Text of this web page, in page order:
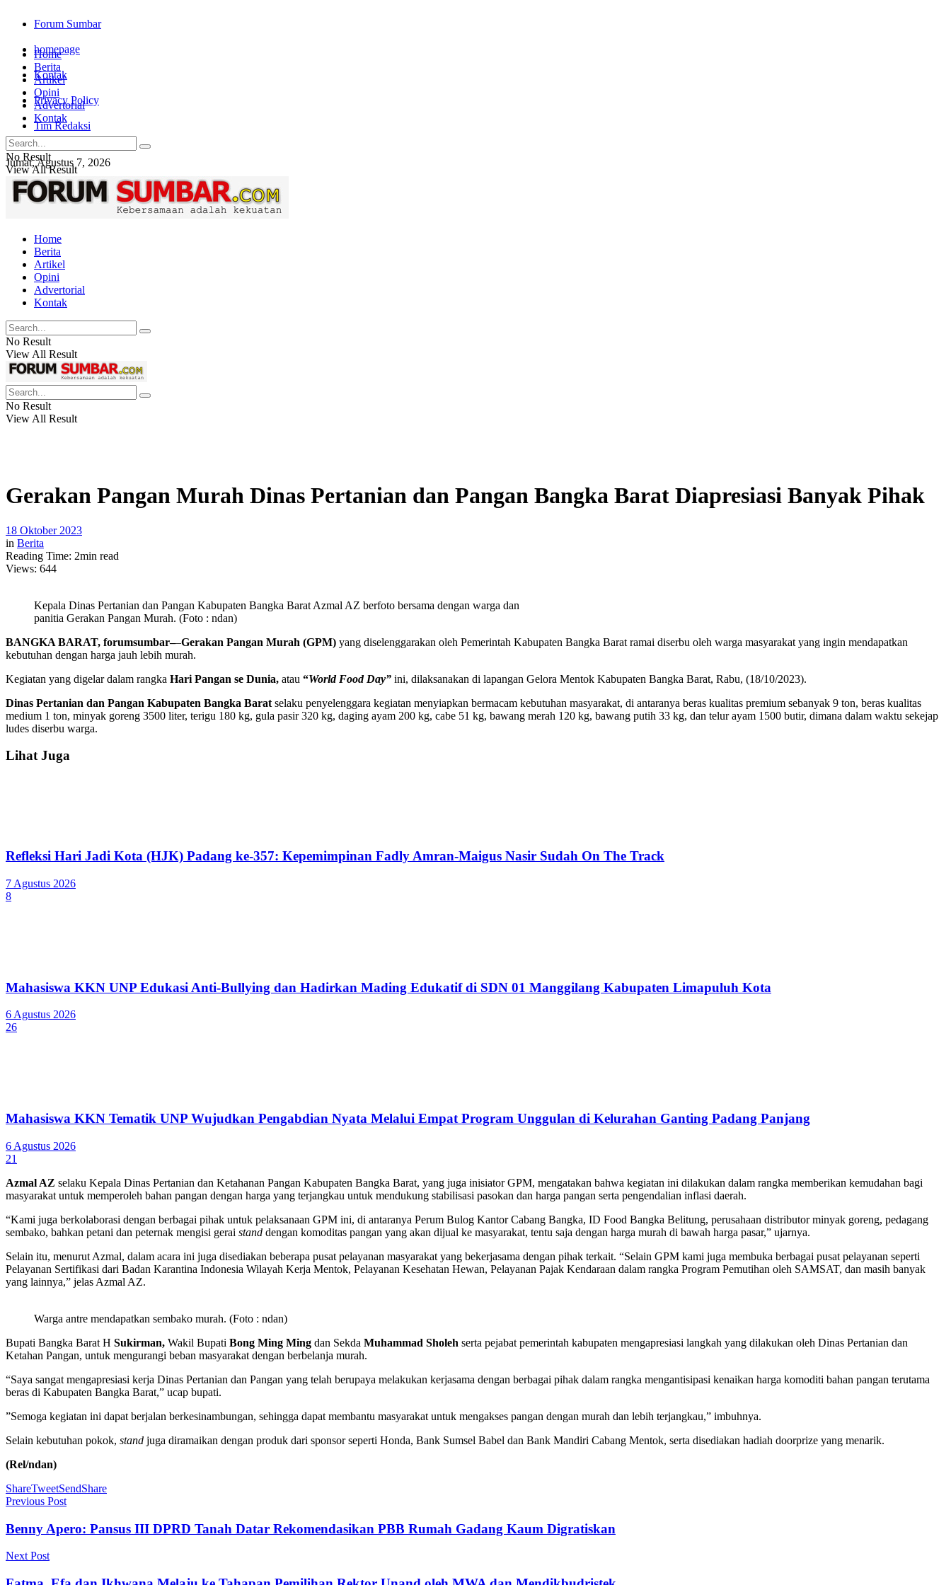
Forum Sumbar
homepage
Kontak
Privacy Policy
Tim Redaksi
Jumat, Agustus 7, 2026
Login
Home
Berita
Artikel
Opini
Advertorial
Kontak
No Result
View All Result
Home
Berita
Artikel
Opini
Advertorial
Kontak
No Result
View All Result
No Result
View All Result
Gerakan Pangan Murah Dinas Pertanian dan Pangan Bangka Barat Diapresiasi Banyak Pihak
18 Oktober 2023
in Berita
Reading Time: 2min read
Views: 644
Kepala Dinas Pertanian dan Pangan Kabupaten Bangka Barat Azmal AZ berfoto bersama dengan warga dan
panitia Gerakan Pangan Murah. (Foto : ndan)
BANGKA BARAT, forumsumbar––Gerakan Pangan Murah (GPM) yang diselenggarakan oleh Pemerintah Kabupaten Bangka Barat ramai diserbu oleh warga masyarakat yang ingin mendapatkan
kebutuhan dengan harga jauh lebih murah.
Kegiatan yang digelar dalam rangka Hari Pangan se Dunia, atau “World Food Day” ini, dilaksanakan di lapangan Gelora Mentok Kabupaten Bangka Barat, Rabu, (18/10/2023).
Dinas Pertanian dan Pangan Kabupaten Bangka Barat selaku penyelenggara kegiatan menyiapkan bermacam kebutuhan masyarakat, di antaranya beras kualitas premium sebanyak 9 ton, beras kualitas
medium 1 ton, minyak goreng 3500 liter, terigu 180 kg, gula pasir 320 kg, daging ayam 200 kg, cabe 51 kg, bawang merah 120 kg, bawang putih 33 kg, dan telur ayam 1500 butir, dimana dalam waktu sekejap
ludes diserbu warga.
Lihat Juga
Refleksi Hari Jadi Kota (HJK) Padang ke-357: Kepemimpinan Fadly Amran-Maigus Nasir Sudah On The Track
7 Agustus 2026
8
Mahasiswa KKN UNP Edukasi Anti-Bullying dan Hadirkan Mading Edukatif di SDN 01 Manggilang Kabupaten Limapuluh Kota
6 Agustus 2026
26
Mahasiswa KKN Tematik UNP Wujudkan Pengabdian Nyata Melalui Empat Program Unggulan di Kelurahan Ganting Padang Panjang
6 Agustus 2026
21
Azmal AZ selaku Kepala Dinas Pertanian dan Ketahanan Pangan Kabupaten Bangka Barat, yang juga inisiator GPM, mengatakan bahwa kegiatan ini dilakukan dalam rangka memberikan kemudahan bagi
masyarakat untuk memperoleh bahan pangan dengan harga yang terjangkau untuk mendukung stabilisasi pasokan dan harga pangan serta pengendalian inflasi daerah.
“Kami juga berkolaborasi dengan berbagai pihak untuk pelaksanaan GPM ini, di antaranya Perum Bulog Kantor Cabang Bangka, ID Food Bangka Belitung, perusahaan distributor minyak goreng, pedagang
sembako, bahkan petani dan peternak mengisi gerai stand dengan komoditas pangan yang akan dijual ke masyarakat, tentu saja dengan harga murah di bawah harga pasar,” ujarnya.
Selain itu, menurut Azmal, dalam acara ini juga disediakan beberapa pusat pelayanan masyarakat yang bekerjasama dengan pihak terkait. “Selain GPM kami juga membuka berbagai pusat pelayanan seperti
Pelayanan Sertifikasi dari Badan Karantina Indonesia Wilayah Kerja Mentok, Pelayanan Kesehatan Hewan, Pelayanan Pajak Kendaraan dalam rangka Program Pemutihan oleh SAMSAT, dan masih banyak
yang lainnya,” jelas Azmal AZ.
Warga antre mendapatkan sembako murah. (Foto : ndan)
Bupati Bangka Barat H Sukirman, Wakil Bupati Bong Ming Ming dan Sekda Muhammad Sholeh serta pejabat pemerintah kabupaten mengapresiasi langkah yang dilakukan oleh Dinas Pertanian dan
Ketahan Pangan, untuk mengurangi beban masyarakat dengan berbelanja murah.
“Saya sangat mengapresiasi kerja Dinas Pertanian dan Pangan yang telah berupaya melakukan kerjasama dengan berbagai pihak dalam rangka mengantisipasi kenaikan harga komoditi bahan pangan terutama
beras di Kabupaten Bangka Barat,” ucap bupati.
”Semoga kegiatan ini dapat berjalan berkesinambungan, sehingga dapat membantu masyarakat untuk mengakses pangan dengan murah dan lebih terjangkau,” imbuhnya.
Selain kebutuhan pokok, stand juga diramaikan dengan produk dari sponsor seperti Honda, Bank Sumsel Babel dan Bank Mandiri Cabang Mentok, serta disediakan hadiah doorprize yang menarik.
(Rel/ndan)
ShareTweetSendShare
Previous Post
Benny Apero: Pansus III DPRD Tanah Datar Rekomendasikan PBB Rumah Gadang Kaum Digratiskan
Next Post